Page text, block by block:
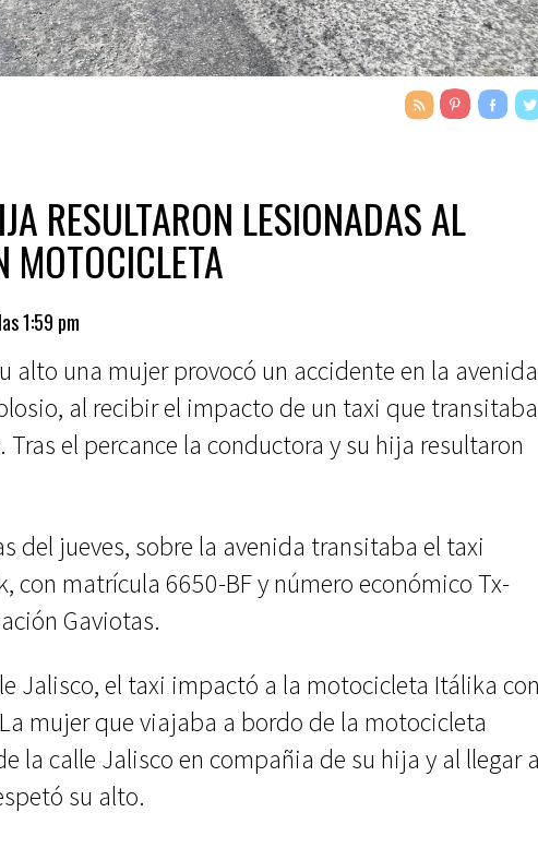
RESULTARON LESIONADAS AL
MOTOCICLETA
1:59 pm
alto una mujer provocó un accidente en la avenida
al recibir el impacto de un taxi que transitaba
Tras el percance la conductora y su hija resultaron
del jueves, sobre la avenida transitaba el taxi
con matrícula 6650-BF y número económico Tx-
Gaviotas.
Jalisco, el taxi impactó a la motocicleta Itálika con
mujer que viajaba a bordo de la motocicleta
la calle Jalisco en compañia de su hija y al llegar a
su alto.